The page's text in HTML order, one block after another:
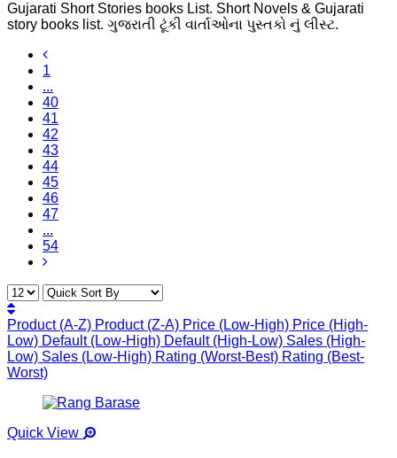
Gujarati Short Stories books List. Short Novels & Gujarati
story books list. ગુજરાતી ટૂંકી વાર્તાઓના પુસ્તકો નું લીસ્ટ.
1
...
40
41
42
43
44
45
46
47
...
54
Product (A-Z) Product (Z-A) Price (Low-High) Price (High-
Low) Default (Low-High) Default (High-Low) Sales (High-
Low) Sales (Low-High) Rating (Worst-Best) Rating (Best-
Worst)
Quick View